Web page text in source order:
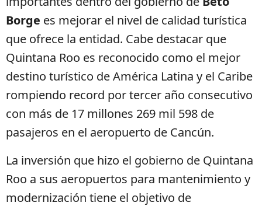
Borge es mejorar el nivel de calidad turística
que ofrece la entidad. Cabe destacar que
Quintana Roo es reconocido como el mejor
destino turístico de América Latina y el Caribe
rompiendo record por tercer año consecutivo
con más de 17 millones 269 mil 598 de
pasajeros en el aeropuerto de Cancún.
La inversión que hizo el gobierno de Quintana
Roo a sus aeropuertos para mantenimiento y
modernización tiene el objetivo de